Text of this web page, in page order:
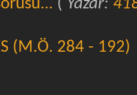
( Yazar:
(M.Ö. 284 - 192)